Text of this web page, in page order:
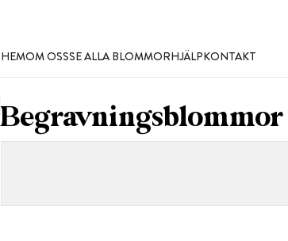
HEMOM OSSSE ALLA BLOMMORHJÄLPKONTAKT
Begravningsblommor